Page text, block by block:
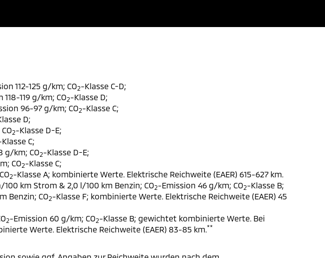
112-125 g/km; CO2-Klasse C-D;
118-119 g/km; CO2-Klasse D;
96-97 g/km; CO2-Klasse C;
D;
2-Klasse D-E;
C;
g/km; CO2-Klasse D-E;
CO2-Klasse C;
2-Klasse A; kombinierte Werte. Elektrische Reichweite (EAER) 615-627 km.
100 km Strom & 2,0 l/100 km Benzin; CO2-Emission 46 g/km; CO2-Klasse B;
Benzin; CO2-Klasse F; kombinierte Werte. Elektrische Reichweite (EAER) 45
2-Emission 60 g/km; CO2-Klasse B; gewichtet kombinierte Werte. Bei
Werte. Elektrische Reichweite (EAER) 83-85 km.**